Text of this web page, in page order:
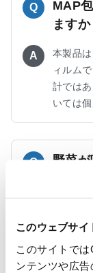
このウェブサ
このサイトで
ンテンツや広
Q
MAP
ますか
A
本製品
ィルム
計では
いては
Q
野菜
きます
をご相